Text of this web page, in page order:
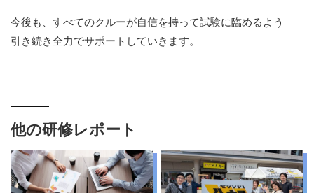
今後も、すべてのクルーが自信を持って試験に臨めるよう
引き続き全力でサポートしていきます。
他の研修レポート